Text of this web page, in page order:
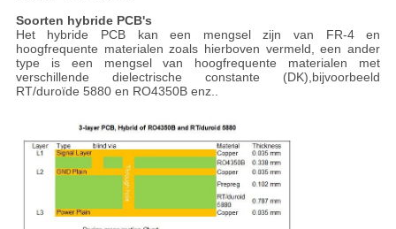
Soorten hybride PCB's
Het hybride PCB kan een mengsel zijn van FR-4 en
hoogfrequente materialen zoals hierboven vermeld, een ander
type is een mengsel van hoogfrequente materialen met
verschillende dielectrische constante (DK),bijvoorbeeld
RT/duroïde 5880 en RO4350B enz..